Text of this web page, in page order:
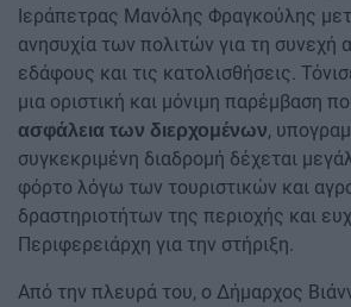
Ιεράπετρας Μανόλης Φραγκούλης
ανησυχία των πολιτών για τη συνεχή
εδάφους και τις κατολισθήσεις.
μια οριστική και μόνιμη παρέμβαση
ασφάλεια των διερχομένων,
συγκεκριμένη διαδρομή δέχεται
φόρτο λόγω των τουριστικών και
δραστηριοτήτων της περιοχής και
Περιφερειάρχη για την στήριξη.
Από την πλευρά του, ο Δήμαρχος